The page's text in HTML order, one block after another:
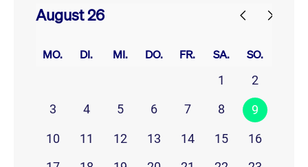
August 26
MO. DI. MI. DO. FR. SA. SO.
1
2
3
4 5 6 7 8 9
10 11 12 13 14 15
16